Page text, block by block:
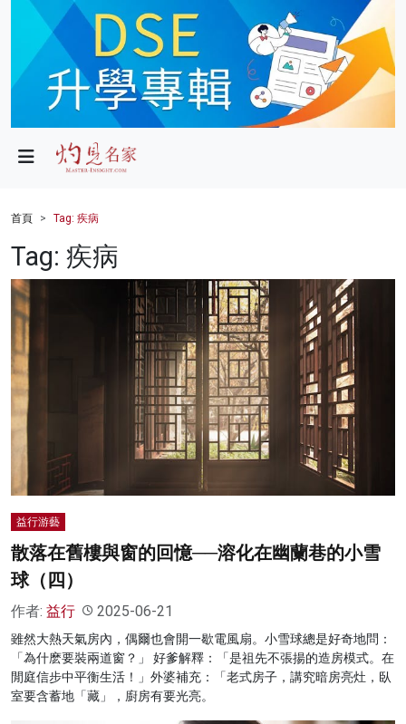
政局
財經
健康
商業
科技
灼見活動
首頁 Tag: 疾病
Tag: 疾病
益行游藝
散落在舊樓與窗的回憶──溶化在幽蘭巷的小雪
球（四）
作者: 益行 2025-06-21
雖然大熱天氣房內，偶爾也會開一歇電風扇。小雪球總是好奇地問：
「為什麽要裝兩道窗？」 好爹解釋：「是祖先不張揚的造房模式。在
閒庭信步中平衡生活！」外婆補充：「老式房子，講究暗房亮灶，臥
室要含蓄地「藏」，廚房有要光亮。